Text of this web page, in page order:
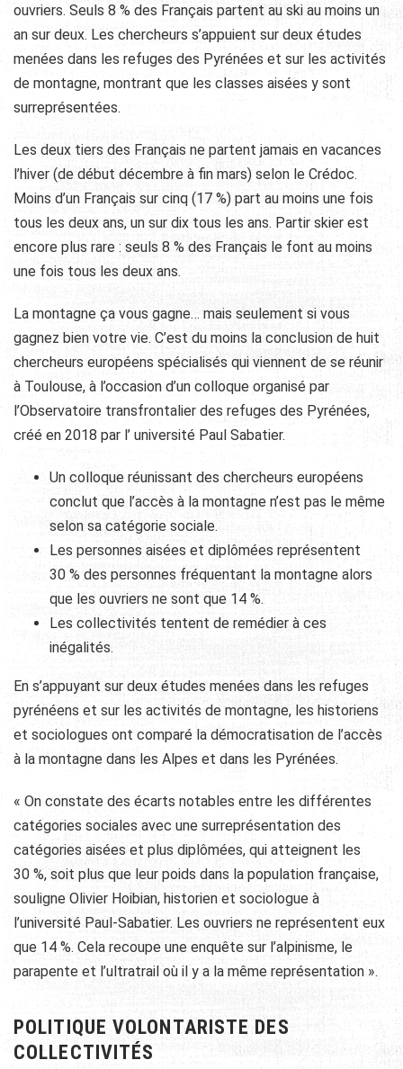
ouvriers. Seuls 8 % des Français partent au ski au moins un
an sur deux. Les chercheurs s’appuient sur deux études
menées dans les refuges des Pyrénées et sur les activités
de montagne, montrant que les classes aisées y sont
surreprésentées.
Les deux tiers des Français ne partent jamais en vacances
l’hiver (de début décembre à fin mars) selon le Crédoc.
Moins d’un Français sur cinq (17 %) part au moins une fois
tous les deux ans, un sur dix tous les ans. Partir skier est
encore plus rare : seuls 8 % des Français le font au moins
une fois tous les deux ans.
La montagne ça vous gagne… mais seulement si vous
gagnez bien votre vie. C’est du moins la conclusion de huit
chercheurs européens spécialisés qui viennent de se réunir
à Toulouse, à l’occasion d’un colloque organisé par
l’Observatoire transfrontalier des refuges des Pyrénées,
créé en 2018 par l’ université Paul Sabatier.
Un colloque réunissant des chercheurs européens
conclut que l’accès à la montagne n’est pas le même
selon sa catégorie sociale.
Les personnes aisées et diplômées représentent
30 % des personnes fréquentant la montagne alors
que les ouvriers ne sont que 14 %.
Les collectivités tentent de remédier à ces
inégalités.
En s’appuyant sur deux études menées dans les refuges
pyrénéens et sur les activités de montagne, les historiens
et sociologues ont comparé la démocratisation de l’accès
à la montagne dans les Alpes et dans les Pyrénées.
« On constate des écarts notables entre les différentes
catégories sociales avec une surreprésentation des
catégories aisées et plus diplômées, qui atteignent les
30 %, soit plus que leur poids dans la population française,
souligne Olivier Hoibian, historien et sociologue à
l’université Paul-Sabatier. Les ouvriers ne représentent eux
que 14 %. Cela recoupe une enquête sur l’alpinisme, le
parapente et l’ultratrail où il y a la même représentation ».
POLITIQUE VOLONTARISTE DES
COLLECTIVITÉS